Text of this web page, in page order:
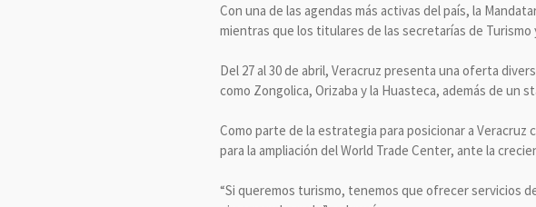
Con una de las agendas más activas del país, la
mientras que los titulares de las secretarías de
Del 27 al 30 de abril, Veracruz presenta una oferta
como Zongolica, Orizaba y la Huasteca, además de un
Como parte de la estrategia para posicionar a
para la ampliación del World Trade Center, ante la
“Si queremos turismo, tenemos que ofrecer servicios